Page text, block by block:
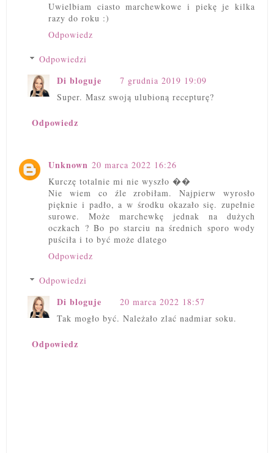
Uwielbiam ciasto marchewkowe i piekę je kilka
razy do roku :)
Odpowiedz
Odpowiedzi
Di bloguje
7 grudnia 2019 19:09
Super. Masz swoją ulubioną recepturę?
Odpowiedz
Unknown 20 marca 2022 16:26
Kurczę totalnie mi nie wyszło ��
Nie wiem co źle zrobiłam. Najpierw wyrosło
pięknie i padło, a w środku okazało się. zupełnie
surowe. Może marchewkę jednak na dużych
oczkach ? Bo po starciu na średnich sporo wody
puściła i to być może dlatego
Odpowiedz
Odpowiedzi
Di bloguje
20 marca 2022 18:57
Tak mogło być. Należało zlać nadmiar soku.
Odpowiedz